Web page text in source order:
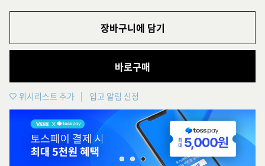
장바구니에 담기
바로구매
위시리스트 추가 입고 알림 신청